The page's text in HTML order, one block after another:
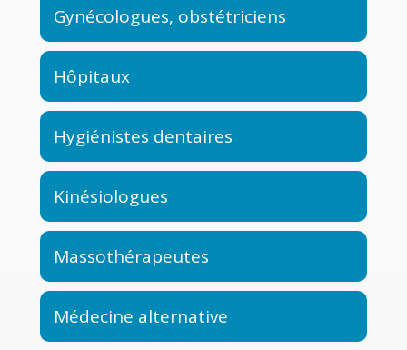
Gynécologues, obstétriciens
Hôpitaux
Hygiénistes dentaires
Kinésiologues
Massothérapeutes
Médecine alternative